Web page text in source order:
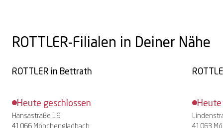
ROTTLER-Filialen in Deiner Nähe
ROTTLER in Bettrath
Heute geschlossen
Hansastraße 19
41066 Mönchengladbach
Heute
41063